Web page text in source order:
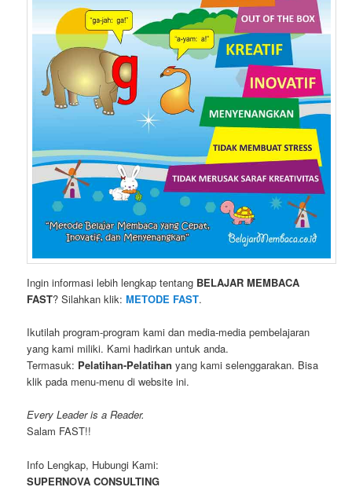
Ingin informasi lebih lengkap tentang BELAJAR MEMBACA
FAST? Silahkan klik:METODE FAST.
Ikutilah program-program kami dan media-media pembelajaran
yang kami miliki. Kami hadirkan untuk anda.
Termasuk: Pelatihan-Pelatihan yang kami selenggarakan. Bisa
klik pada menu-menu di website ini.
Every Leader is a Reader.
Salam FAST!!
Info Lengkap, Hubungi Kami:
SUPERNOVA CONSULTING